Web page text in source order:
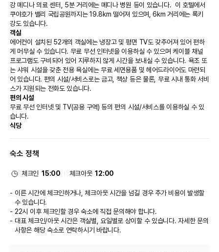
강 메디나 의료 센터, 5분 거리에는 메디나 병원 등이 있습니다.  이 호텔에서
쿠야호가 밸리 국립공원까지는 19.8km 떨어져 있으며, 6km 거리에는 록키
강도 있습니다.
객실
에어컨이 설치된 52개의 객실에는 냉장고 및 평면 TV도 갖추어져 있어 편하
게 머무실 수 있습니다. 무료 무선 인터넷을 이용하실 수 있으며 케이블 채널
프로그램도 구비되어 있어 지루하지 않게 시간을 보내실 수 있습니다. 욕조 또
는 샤워 시설을 갖춘 전용 욕실에는 무료 세면용품 및 헤어드라이어도 마련되
어 있습니다. 편의 시설/서비스로는 금고, 책상 등은 물론, 무료 시내 통화 서비
스가 지원되는 전화도 있습니다.
편의 시설
무료 무선 인터넷 및 TV(공용 구역) 등의 편의 시설/서비스를 이용하실 수 있
습니다.
식당
대표적인 편의 시설과 서비스로는 24시간 운영되는 프런트 데스크, 짐 보관,
숙소 정책
체크인 15:00 체크아웃 12:00
이른 시간에 체크인하거나, 체크아웃 시간을 넘길 경우 추가 비용이 발생할
수 있습니다.
22시 이후 체크인할 경우 숙소에 직접 문의해야 합니다.
대표 체크인/아웃 시간은 객실별, 요일별로 상이할 수 있습니다. 자세한 문의
사항은 해당 숙소로 연락하시기 바랍니다.